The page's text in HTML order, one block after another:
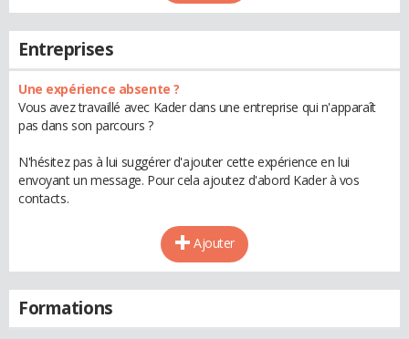
Entreprises
Une expérience absente ?
Vous avez travaillé avec Kader dans une entreprise qui n'apparaît
pas dans son parcours ?
N'hésitez pas à lui suggérer d'ajouter cette expérience en lui
envoyant un message. Pour cela ajoutez d'abord Kader à vos
contacts.
Ajouter
Formations